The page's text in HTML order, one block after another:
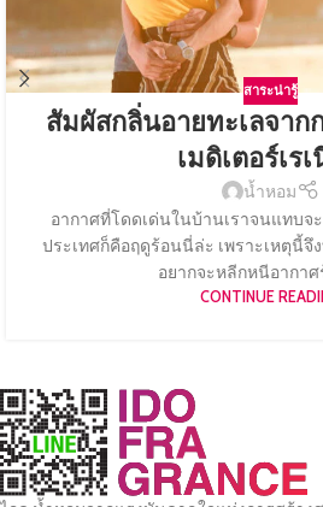
สาระน่ารู้
สัมผัสกลิ่นอายทะเลจาก
เมดิเตอร์เร
น้ำหอม
อากาศที่โดดเด่นในบ้านเราจนแทบจ
ประเทศก็คือฤดูร้อนนี่ล่ะ เพราะเหตุนี้
อยากจะหลีกหนีอากาศ
CONTINUE